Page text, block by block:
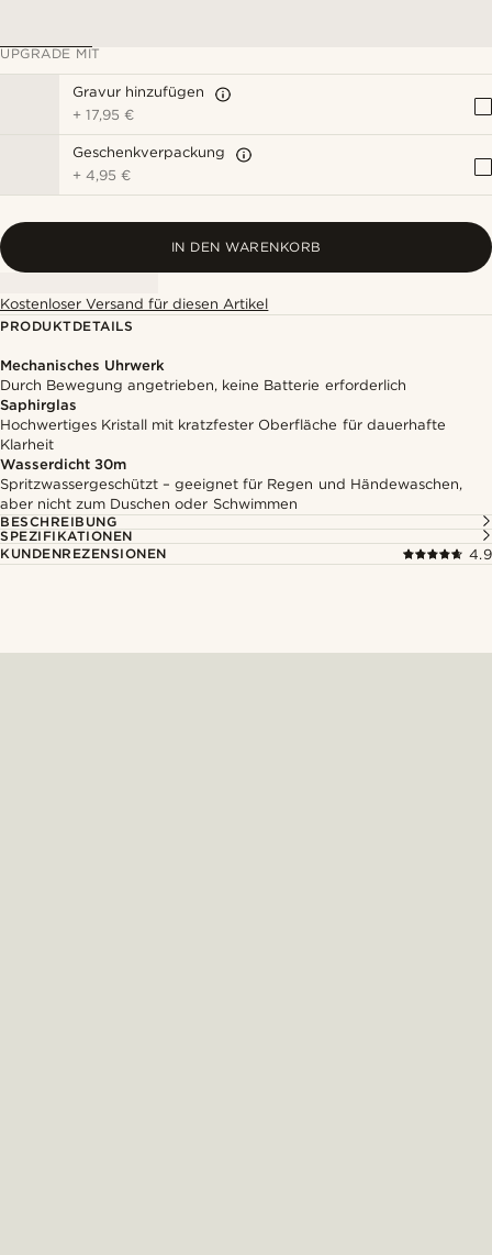
UPGRADE MIT
Gravur hinzufügen
+17,95 €
Geschenkverpackung
+4,95 €
IN DEN WARENKORB
Kostenloser Versand für diesen Artikel
PRODUKTDETAILS
Mechanisches Uhrwerk
Durch Bewegung angetrieben, keine Batterie erforderlich
Saphirglas
Hochwertiges Kristall mit kratzfester Oberfläche für dauerhafte
Klarheit
Wasserdicht 30m
Spritzwassergeschützt – geeignet für Regen und Händewaschen,
aber nicht zum Duschen oder Schwimmen
BESCHREIBUNG
SPEZIFIKATIONEN
KUNDENREZENSIONEN
4.9